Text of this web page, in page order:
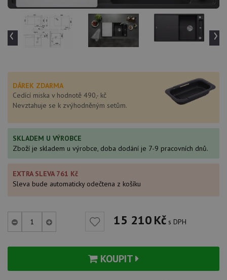
‹ ›
DÁREK ZDARMA
Cedící miska v hodnotě 490,- kč
Nevztahuje se k zvýhodněným setům.
SKLADEM U VÝROBCE
Zboží je skladem u výrobce, doba dodání je 7-9 pracovních dnů.
EXTRA SLEVA 761 Kč
Sleva bude automaticky odečtena z košíku
15 210Kč s DPH
KOUPIT